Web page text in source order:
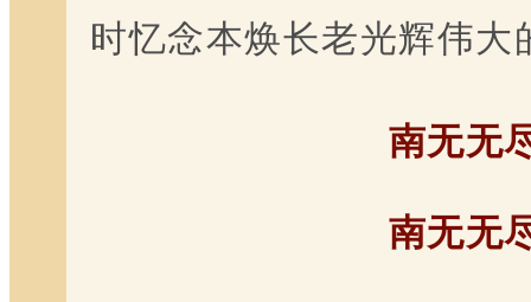
时忆念本焕长老光辉伟大
南无无
南无无